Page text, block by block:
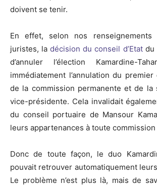
doivent se tenir.
En effet, selon nos
juristes, la décision du conseil d’Etatdu
d’annuler l’élection Kamardine-
immédiatement l’annulation du
de la commission permanente et de la
vice-présidente. Cela invalidait
du conseil portuaire de Mansour
leurs appartenances à toute
Donc de toute façon, le duo
pouvait retrouver automatiquement
Le problème n’est plus là, mais de